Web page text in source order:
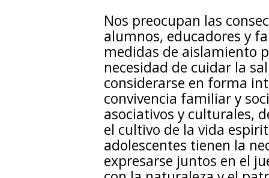
Nos preocupan las
alumnos, educadores y
medidas de aislamiento
necesidad de cuidar la
considerarse en forma
convivencia familiar y
asociativos y culturales,
el cultivo de la vida
adolescentes tienen la
expresarse juntos en el